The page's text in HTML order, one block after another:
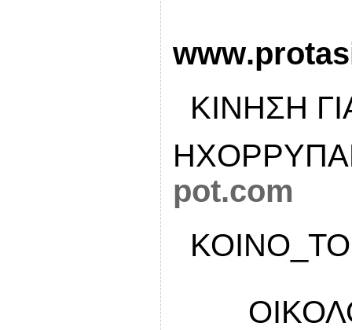
www.
 ΚΙΝΗΣΗ
pot.com

